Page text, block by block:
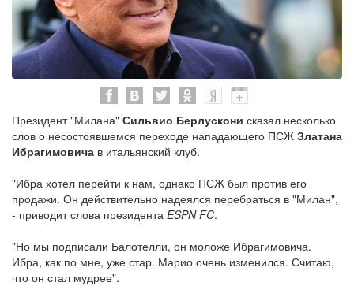
Президент "Милана" Сильвио Берлускони сказал несколько
слов о несостоявшемся переходе нападающего ПСЖ Златана
Ибрагимовича в итальянский клуб.
"Ибра хотел перейти к нам, однако ПСЖ был против его
продажи. Он действительно надеялся перебраться в "Милан",
- приводит слова президента ESPN FC.
"Но мы подписали Балотелли, он моложе Ибрагимовича.
Ибра, как по мне, уже стар. Марио очень изменился. Считаю,
что он стал мудрее".